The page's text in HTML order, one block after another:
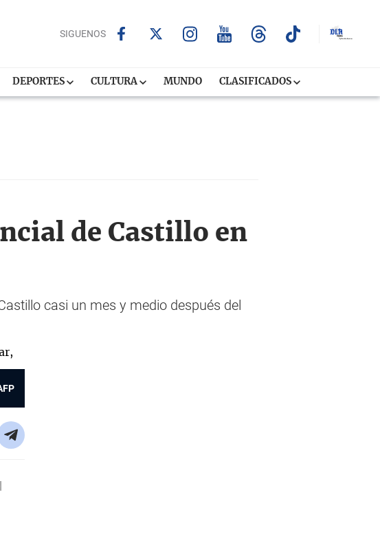
SIGUENOS
DEPORTES CULTURA MUNDO CLASIFICADOS
de Castillo en
casi un mes y medio después del